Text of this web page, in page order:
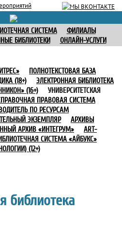
СИСТЕМА
ФИЛИАЛЫ
БИБЛИОТЕКИ ОНЛАЙН-УСЛУГИ
ПОЛНОТЕКСТОВАЯ БАЗА
(18+)
ЭЛЕКТРОННАЯ БИБЛИОТЕКА
(16+)
УНИВЕРСИТЕТСКАЯ
ПРАВОВАЯ СИСТЕМА
ПО РЕСУРСАМ
ЭКЗЕМПЛЯР
АРХИВЫ
АРХИВ «ИНТЕГРУМ»
ART-
СИСТЕМА «АЙБУКС»
(12+)
библиотека